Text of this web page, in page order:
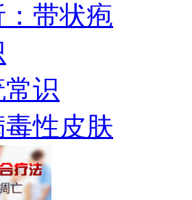
：带状疱
常识
毒性皮肤